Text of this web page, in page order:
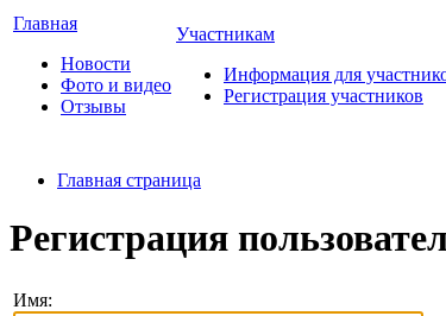
Главная
Новости
Фото и видео
Отзывы
Участникам
Информация для
Регистрация участников
Главная страница
Регистрация
Имя: